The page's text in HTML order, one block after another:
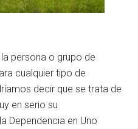
persona o grupo de
cualquier tipo de
decir que se trata de
en serio su
Dependencia en Uno